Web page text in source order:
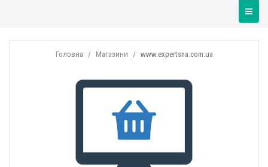
Головна Магазини www.expertsna.com.ua